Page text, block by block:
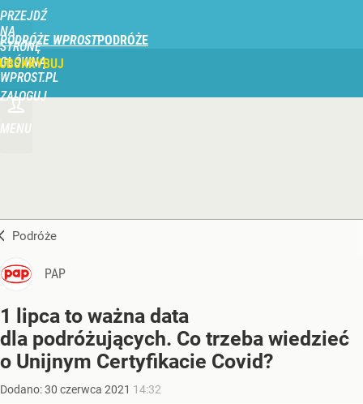
PRZEJDŹ
NA
STRONĘ
GŁÓWNĄ
WPROST.PL
PODRÓŻE WPROST
ZALOGUJ
MENU
Podróże
PAP
1 lipca to ważna data
dla podróżujących. Co trzeba wiedzieć
o Unijnym Certyfikacie Covid?
Dodano:30 czerwca 2021 14:32